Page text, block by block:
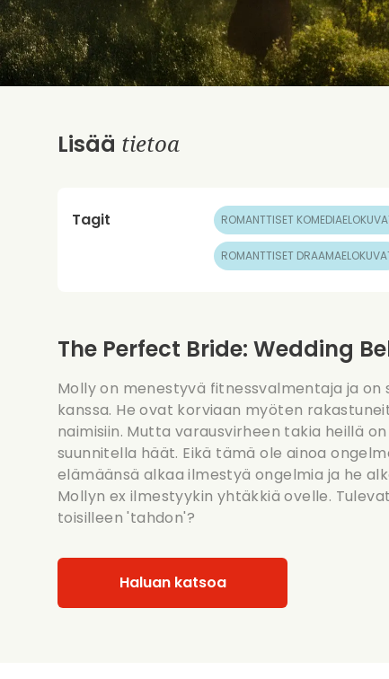
Lisää tietoa
Tagit ROMANTTISET
ROMANTTISET
The Perfect Bride: Wedding
Molly on menestyvä fitnessvalmentaja ja on
kanssa. He ovat korviaan myöten
naimisiin. Mutta varausvirheen takia heillä
suunnitella häät. Eikä tämä ole ainoa
elämäänsä alkaa ilmestyä ongelmia ja he
Mollyn ex ilmestyykin yhtäkkiä ovelle.
toisilleen 'tahdon'?
Haluan katsoa